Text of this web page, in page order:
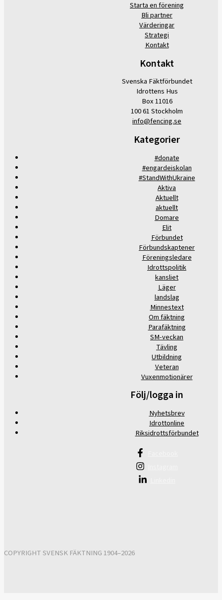
Starta en förening
Bli partner
Värderingar
Strategi
Kontakt
Kontakt
Svenska Fäktförbundet
Idrottens Hus
Box 11016
100 61 Stockholm
info@fencing.se
Kategorier
#donate
#engardeiskolan
#StandWithUkraine
Aktiva
Aktuellt
aktuellt
Domare
Elit
Förbundet
Förbundskaptener
Föreningsledare
Idrottspolitik
kansliet
Läger
landslag
Minnestext
Om fäktning
Parafäktning
SM-veckan
Tävling
Utbildning
Veteran
Vuxenmotionärer
Följ/logga in
Nyhetsbrev
Idrottonline
Riksidrottsförbundet
COPYRIGHT SVENSK FÄKTNING 1904–2026